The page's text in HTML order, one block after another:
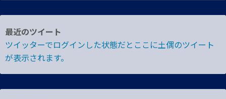
最近のツイート
ツイッターでログインした状態だとここに土偶のツイート
が表示されます。